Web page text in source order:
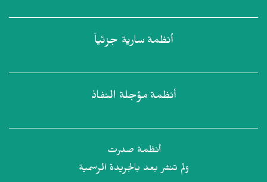
أنظمة سارية جزئياً
أنظمة مؤجلة النفاذ
أنظمة صدرت
ولم تنشر بعد بالجريدة الرسمية